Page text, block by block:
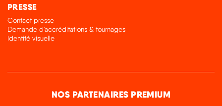
PRESSE
Contact presse
Demande d'accréditations & tournages
Identité visuelle
NOS PARTENAIRES PREMIUM